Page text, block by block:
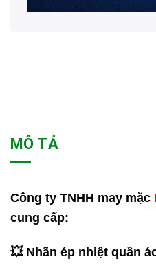
MÔ TẢ
Công ty TNHH may mặc
cung cấp:
💥 Nhãn ép nhiệt quần